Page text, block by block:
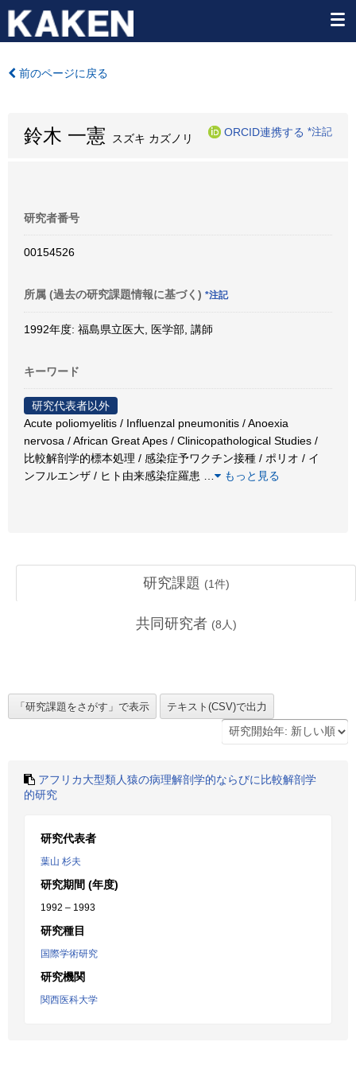
前のページに戻る
鈴木 一憲 スズキ カズノリ
ORCID連携する *注記
研究者番号
00154526
所属 (過去の研究課題情報に基づく) *注記
1992年度: 福島県立医大, 医学部, 講師
キーワード
研究代表者以外
Acute poliomyelitis / Influenzal pneumonitis / Anoexia
nervosa / African Great Apes / Clinicopathological Studies /
比較解剖学的標本処理 / 感染症予ワクチン接種 / ポリオ / イ
ンフルエンザ / ヒト由来感染症羅患
もっと見る
研究課題 (1件)
共同研究者 (8 人)
アフリカ大型類人猿の病理解剖学的ならびに比較解剖学
的研究
研究代表者
葉山 杉夫
研究期間 (年度)
1992 – 1993
研究種目
国際学術研究
研究機関
関西医科大学